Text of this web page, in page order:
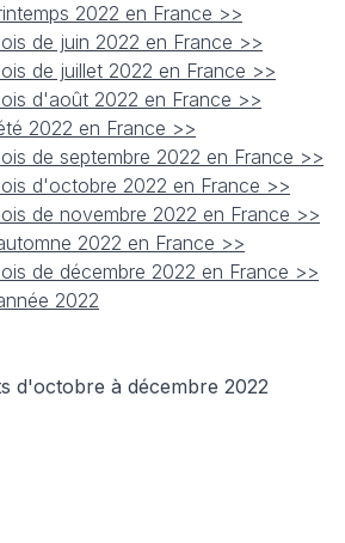
2022 en France >>
de juin 2022 en France >>
de juillet 2022 en France >>
d'août 2022 en France >>
2022 en France >>
de septembre 2022 en France >>
d'octobre 2022 en France >>
de novembre 2022 en France >>
2022 en France >>
de décembre 2022 en France >>
2022
d'octobre à décembre 2022